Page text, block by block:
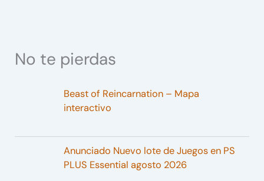
No te pierdas
Beast of Reincarnation – Mapa
interactivo
Anunciado Nuevo lote de Juegos en PS
PLUS Essential agosto 2026